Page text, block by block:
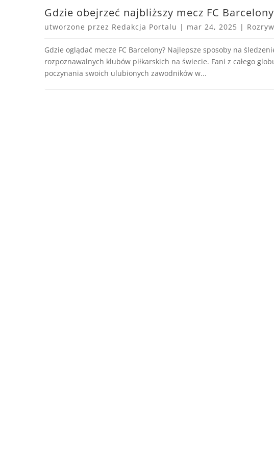
Gdzie obejrzeć najbliższy mecz FC
utworzone przez Redakcja Portalu | mar 24, 2025 |
Gdzie oglądać mecze FC Barcelony? Najlepsze sposoby na
rozpoznawalnych klubów piłkarskich na świecie. Fani z całego
poczynania swoich ulubionych zawodników w...